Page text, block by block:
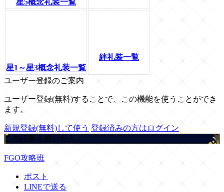
星5概念礼装一覧
星1～星3概念礼装一覧
絆礼装一覧
ユーザー登録のご案内
ユーザー登録(無料)することで、この機能を使うことができ
ます。
新規登録(無料)して使う 登録済みの方はログイン
この記事を書いた人
FGO攻略班
ポスト
LINEで送る